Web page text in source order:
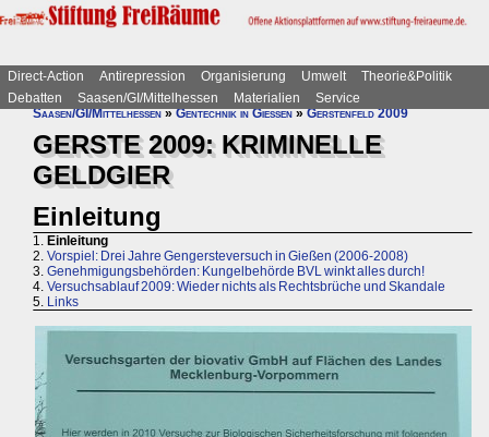
Direct-Action Antirepression Organisierung Umwelt
Theorie&Politik
Debatten
Saasen/GI/Mittelhessen Materialien
Service
Saasen/GI/Mittelhessen»Gentechnik in Gießen»Gerstenfeld 2009
GERSTE 2009: KRIMINELLE
GELDGIER
Einleitung
1. Einleitung
2. Vorspiel: Drei Jahre Gengersteversuch in Gießen (2006-2008)
3. Genehmigungsbehörden: Kungelbehörde BVL winkt alles durch!
4. Versuchsablauf 2009: Wieder nichts als Rechtsbrüche und Skandale
5. Links